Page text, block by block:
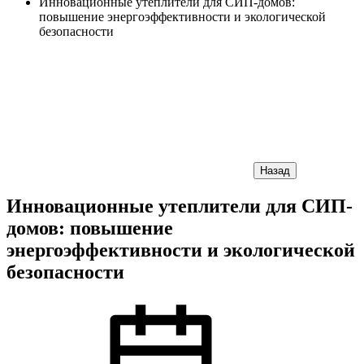
повышение энергоэффективности и экологической
безопасности
Назад
Инновационные утеплители для СИП-
домов: повышение
энергоэффективности и экологической
безопасности